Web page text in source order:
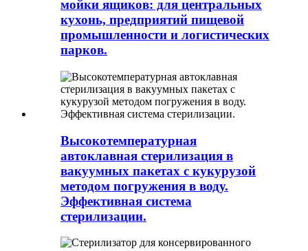
мойки ящиков: для центральных
кухонь, предприятий пищевой
промышленности и логистических
парков.
Высокотемпературная
автоклавная стерилизация в
вакуумных пакетах с кукурузой
методом погружения в воду.
Эффективная система
стерилизации.